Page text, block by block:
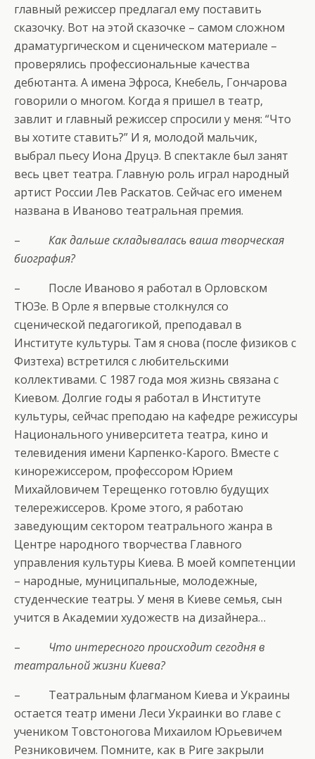
главный режиссер предлагал ему поставить
сказочку. Вот на этой сказочке – самом сложном
драматургическом и сценическом материале –
проверялись профессиональные качества
дебютанта. А имена Эфроса, Кнебель, Гончарова
говорили о многом. Когда я пришел в театр,
завлит и главный режиссер спросили у меня: “Что
вы хотите ставить?” И я, молодой мальчик,
выбрал пьесу Иона Друцэ. В спектакле был занят
весь цвет театра. Главную роль играл народный
артист России Лев Раскатов. Сейчас его именем
названа в Иваново театральная премия.
– Как дальше складывалась ваша творческая
биография?
– После Иваново я работал в Орловском
ТЮЗе. В Орле я впервые столкнулся со
сценической педагогикой, преподавал в
Институте культуры. Там я снова (после физиков с
Физтеха) встретился с любительскими
коллективами. С 1987 года моя жизнь связана с
Киевом. Долгие годы я работал в Институте
культуры, сейчас преподаю на кафедре режиссуры
Национального университета театра, кино и
телевидения имени Карпенко-Карого. Вместе с
кинорежиссером, профессором Юрием
Михайловичем Терещенко готовлю будущих
телережиссеров. Кроме этого, я работаю
заведующим сектором театрального жанра в
Центре народного творчества Главного
управления культуры Киева. В моей компетенции
– народные, муниципальные, молодежные,
студенческие театры. У меня в Киеве семья, сын
учится в Академии художеств на дизайнера…
– Что интересного происходит сегодня в
театральной жизни Киева?
– Театральным флагманом Киева и Украины
остается театр имени Леси Украинки во главе с
учеником Товстоногова Михаилом Юрьевичем
Резниковичем. Помните, как в Риге закрыли